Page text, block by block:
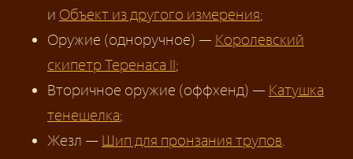
и Объект из другого измерения;
Оружие (одноручное) — Королевский
скипетр Теренаса II;
Вторичное оружие (оффхенд) — Катушка
тенешелка;
Жезл — Шип для пронзания трупов.